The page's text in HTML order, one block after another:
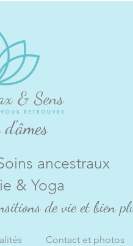
d'âmes
ancestraux
& Yoga
de vie et bien
Contact et photos